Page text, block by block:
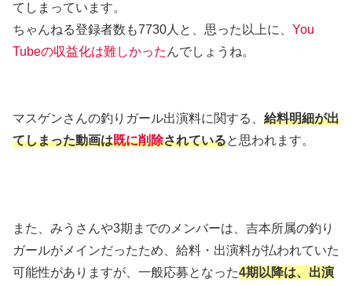
てしまっています。
ちゃんねる登録者数も7730人と、思った以上に、 You
Tubeの収益化は難しかった んでしょうね。
マスゲンさんの釣りガール出演料に関する、 給料明細が出
てしまった動画は既に削除されていると思われます。
また、みうさんや3期までのメンバーは、吉本所属の釣り
ガールがメインだったため、給料・出演料が払われていた
可能性がありますが、一般応募となった4期以降は、出演